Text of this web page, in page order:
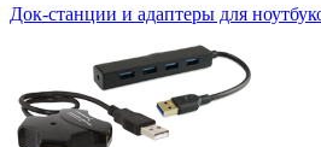
Док-станции и адаптеры для